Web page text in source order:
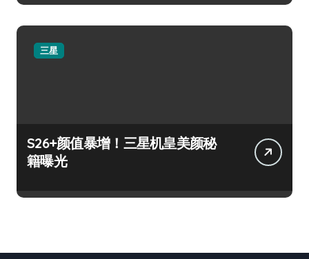
三星
S26+颜值暴增！三星机皇美颜秘
籍曝光